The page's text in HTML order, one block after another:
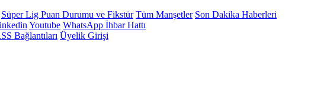
Süper Lig Puan Durumu ve Fikstür Tüm Manşetler Son Dakika Haberleri
Youtube WhatsApp İhbar Hattı
Bağlantıları Üyelik Girişi